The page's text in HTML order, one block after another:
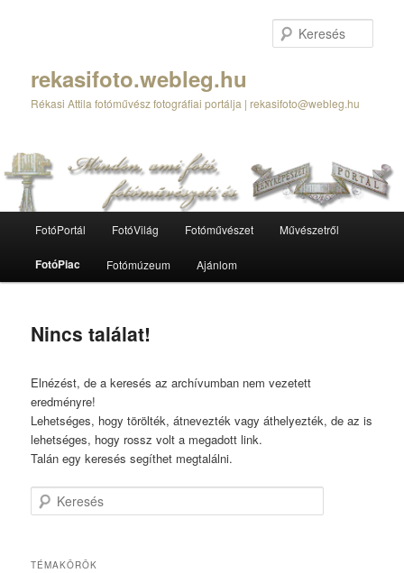
rekasifoto.webleg.hu
Rékasi Attila fotóművész fotográfiai portálja | rekasifoto@webleg.hu
FotóPortál FotóVilág Fotóművészet Művészetről
FotóPiac Fotómúzeum Ajánlom
Nincs találat!
Elnézést, de a keresés az archívumban nem vezetett
eredményre!
Lehetséges, hogy törölték, átnevezték vagy áthelyezték, de az is
lehetséges, hogy rossz volt a megadott link.
Talán egy keresés segíthet megtalálni.
Keresés
TÉMAKÖRÖK